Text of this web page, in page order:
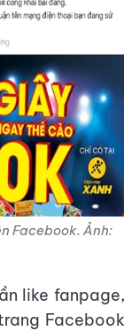
Facebook. Ảnh:
like fanpage,
Facebook